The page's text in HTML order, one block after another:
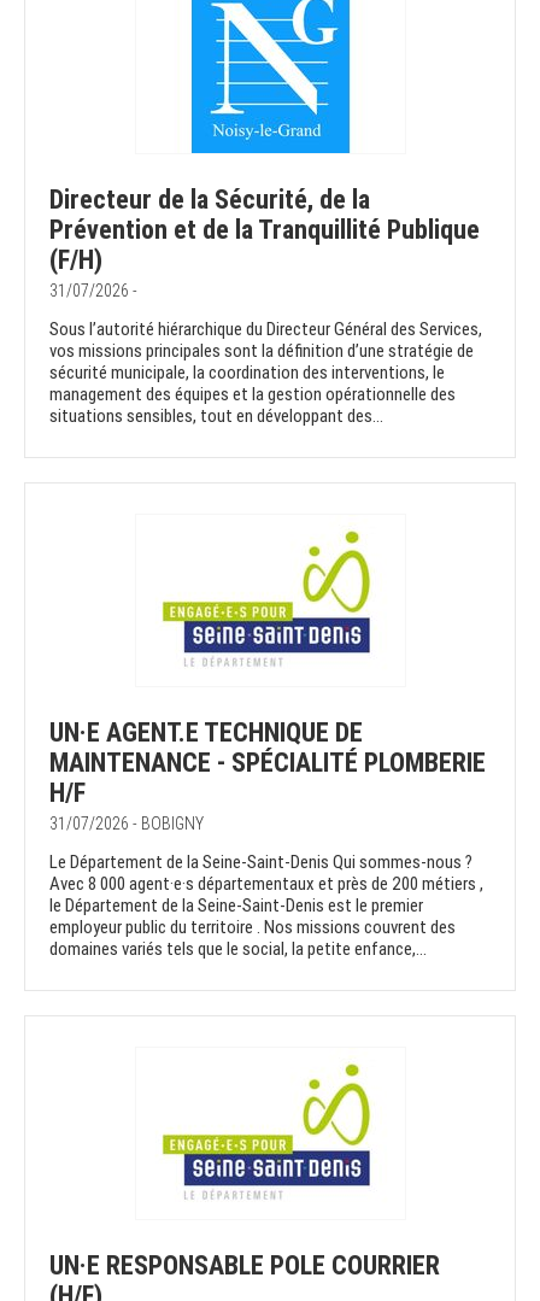
Directeur de la Sécurité, de la
Prévention et de la Tranquillité Publique
(F/H)
31/07/2026 -
Sous l’autorité hiérarchique du Directeur Général des Services,
vos missions principales sont la définition d’une stratégie de
sécurité municipale, la coordination des interventions, le
management des équipes et la gestion opérationnelle des
situations sensibles, tout en développant des...
UN·E AGENT.E TECHNIQUE DE
MAINTENANCE - SPÉCIALITÉ PLOMBERIE
H/F
31/07/2026 - BOBIGNY
Le Département de la Seine-Saint-Denis Qui sommes-nous ?
Avec 8 000 agent·e·s départementaux et près de 200 métiers ,
le Département de la Seine-Saint-Denis est le premier
employeur public du territoire . Nos missions couvrent des
domaines variés tels que le social, la petite enfance,...
UN·E RESPONSABLE POLE COURRIER